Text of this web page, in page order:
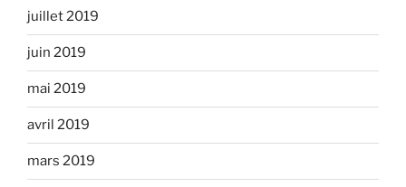
juillet 2019
juin 2019
mai 2019
avril 2019
mars 2019